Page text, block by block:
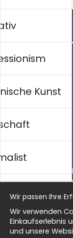
Einkaufen
Villkor
- Returer och
- Leverans -
Om cookies
Meine Favoriten
Information
Kunst
history
Wir passen Ihre
Wir verwenden
Einkaufserlebnis
und unsere